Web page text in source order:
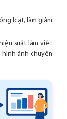
loạt, làm giảm
suất làm việc
hình ảnh chuyên